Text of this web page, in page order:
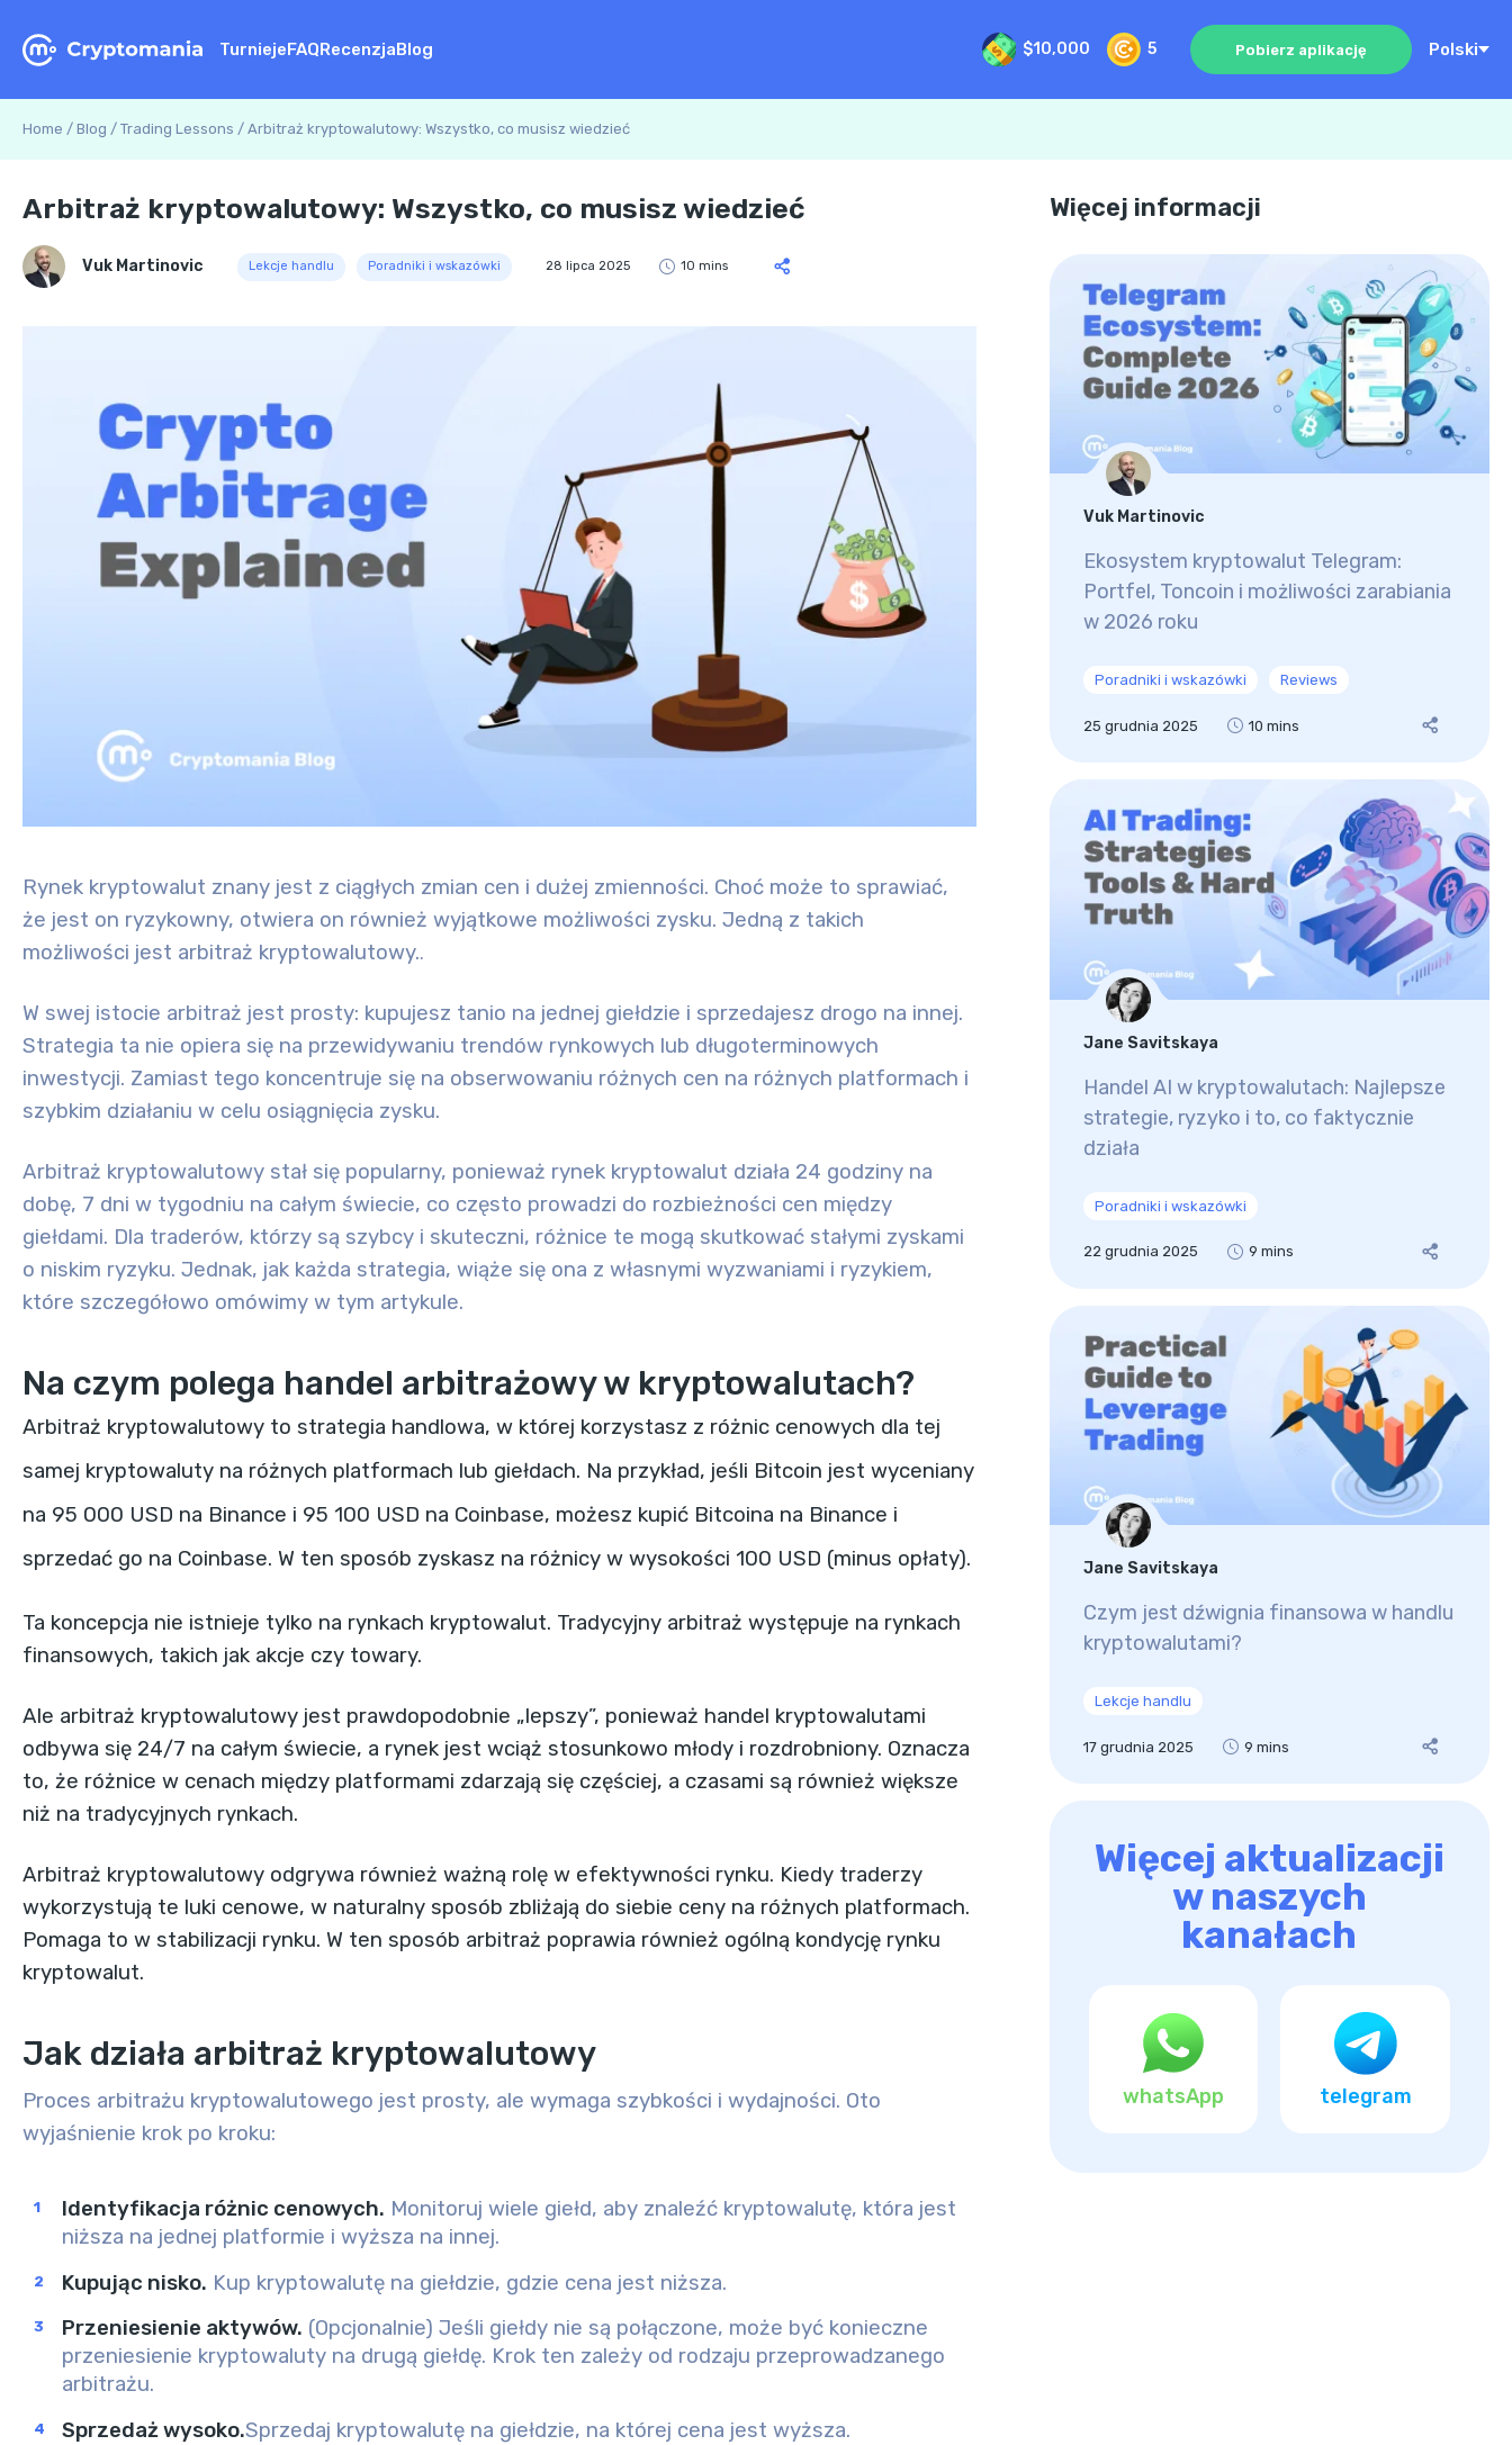
TurniejeFAQRecenzjaBlog $10,000 5 Pobierz aplikację Polski
Home / Blog / Trading Lessons / Arbitraż kryptowalutowy: Wszystko, co musisz wiedzieć
Arbitraż kryptowalutowy: Wszystko, co musisz wiedzieć
Vuk Martinovic Lekcje handlu Poradniki i wskazówki 28 lipca 2025 10 mins
Rynek kryptowalut znany jest z ciągłych zmian cen i dużej zmienności. Choć może to sprawiać,
że jest on ryzykowny, otwiera on również wyjątkowe możliwości zysku. Jedną z takich
możliwości jest arbitraż kryptowalutowy..
W swej istocie arbitraż jest prosty: kupujesz tanio na jednej giełdzie i sprzedajesz drogo na innej.
Strategia ta nie opiera się na przewidywaniu trendów rynkowych lub długoterminowych
inwestycji. Zamiast tego koncentruje się na obserwowaniu różnych cen na różnych platformach i
szybkim działaniu w celu osiągnięcia zysku.
Arbitraż kryptowalutowy stał się popularny, ponieważ rynek kryptowalut działa 24 godziny na
dobę, 7 dni w tygodniu na całym świecie, co często prowadzi do rozbieżności cen między
giełdami. Dla traderów, którzy są szybcy i skuteczni, różnice te mogą skutkować stałymi zyskami
o niskim ryzyku. Jednak, jak każda strategia, wiąże się ona z własnymi wyzwaniami i ryzykiem,
które szczegółowo omówimy w tym artykule.
Na czym polega handel arbitrażowy w kryptowalutach?
Arbitraż kryptowalutowy to strategia handlowa, w której korzystasz z różnic cenowych dla tej
samej kryptowaluty na różnych platformach lub giełdach. Na przykład, jeśli Bitcoin jest wyceniany
na 95 000 USD na Binance i 95 100 USD na Coinbase, możesz kupić Bitcoina na Binance i
sprzedać go na Coinbase. W ten sposób zyskasz na różnicy w wysokości 100 USD (minus opłaty).
Ta koncepcja nie istnieje tylko na rynkach kryptowalut. Tradycyjny arbitraż występuje na rynkach
finansowych, takich jak akcje czy towary.
Ale arbitraż kryptowalutowy jest prawdopodobnie „lepszy”, ponieważ handel kryptowalutami
odbywa się 24/7 na całym świecie, a rynek jest wciąż stosunkowo młody i rozdrobniony. Oznacza
to, że różnice w cenach między platformami zdarzają się częściej, a czasami są również większe
niż na tradycyjnych rynkach.
Arbitraż kryptowalutowy odgrywa również ważną rolę w efektywności rynku. Kiedy traderzy
wykorzystują te luki cenowe, w naturalny sposób zbliżają do siebie ceny na różnych platformach.
Pomaga to w stabilizacji rynku. W ten sposób arbitraż poprawia również ogólną kondycję rynku
kryptowalut.
Jak działa arbitraż kryptowalutowy
Proces arbitrażu kryptowalutowego jest prosty, ale wymaga szybkości i wydajności. Oto
wyjaśnienie krok po kroku:
Identyfikacja różnic cenowych. Monitoruj wiele giełd, aby znaleźć kryptowalutę, która jest
niższa na jednej platformie i wyższa na innej.
Kupując nisko. Kup kryptowalutę na giełdzie, gdzie cena jest niższa.
Przeniesienie aktywów. (Opcjonalnie) Jeśli giełdy nie są połączone, może być konieczne
przeniesienie kryptowaluty na drugą giełdę. Krok ten zależy od rodzaju przeprowadzanego
arbitrażu.
Sprzedaż wysoko.Sprzedaj kryptowalutę na giełdzie, na której cena jest wyższa.
Więcej informacji
Vuk Martinovic
Ekosystem kryptowalut Telegram:
Portfel, Toncoin i możliwości zarabiania
w 2026 roku
Poradniki i wskazówki Reviews
25 grudnia 2025 10 mins
Jane Savitskaya
Handel AI w kryptowalutach: Najlepsze
strategie, ryzyko i to, co faktycznie
działa
Poradniki i wskazówki
22 grudnia 2025 9 mins
Jane Savitskaya
Czym jest dźwignia finansowa w handlu
kryptowalutami?
Lekcje handlu
17 grudnia 2025 9 mins
Więcej aktualizacji
w naszych
kanałach
whatsApp telegram